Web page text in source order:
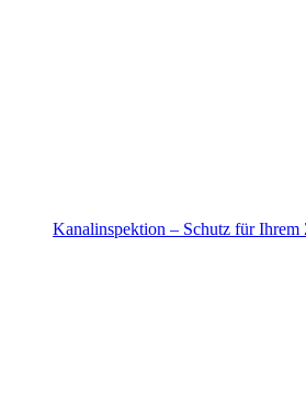
Kanalinspektion – Schutz für Ihrem